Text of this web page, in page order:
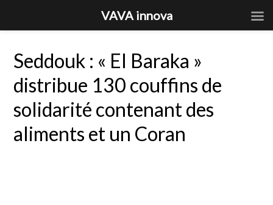
Seddouk : « El Baraka »
distribue 130 couffins de
solidarité contenant des
aliments et un Coran
VAVA innova